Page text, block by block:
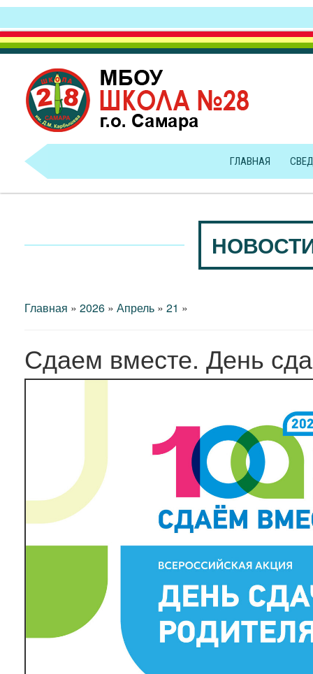
ГЛАВНАЯ
Главная » 2026 » Апрель » 21 »
Сдаем вместе. День